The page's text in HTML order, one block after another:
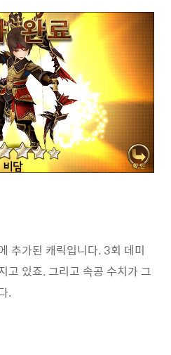
추가된 캐릭입니다. 3회 데미
고 있죠. 그리고 속공 수치가 그
.